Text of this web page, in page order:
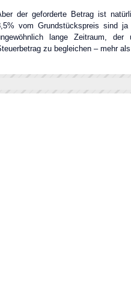
der geforderte Betrag ist
vom Grundstückspreis sind
lange Zeitraum,
zu begleichen – mehr